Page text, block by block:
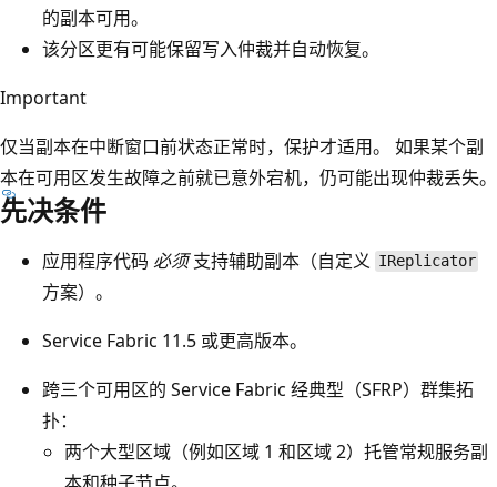
的副本可用。
该分区更有可能保留写入仲裁并自动恢复。
Important
仅当副本在中断窗口前状态正常时，保护才适用。 如果某个副
本在可用区发生故障之前就已意外宕机，仍可能出现仲裁丢失。
先决条件
应用程序代码 必须支持辅助副本（自定义 IReplicator
方案）。
Service Fabric 11.5 或更高版本。
跨三个可用区的 Service Fabric 经典型（SFRP）群集拓
扑：
两个大型区域（例如区域 1 和区域 2）托管常规服务副
本和种子节点。